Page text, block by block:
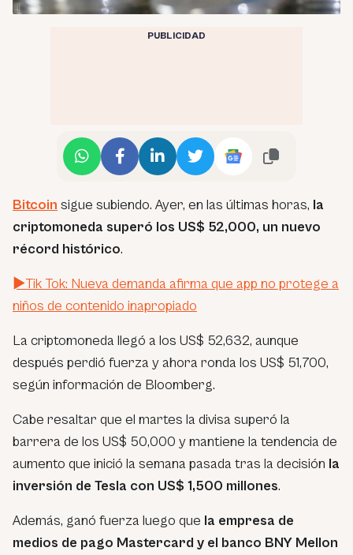
PUBLICIDAD
Bitcoin sigue subiendo. Ayer, en las últimas horas, la
criptomoneda superó los US$ 52,000, un nuevo
récord histórico.
►Tik Tok: Nueva demanda afirma que app no protege a
niños de contenido inapropiado
La criptomoneda llegó a los US$ 52,632, aunque
después perdió fuerza y ahora ronda los US$ 51,700,
según información de Bloomberg.
Cabe resaltar que el martes la divisa superó la
barrera de los US$ 50,000 y mantiene la tendencia de
aumento que inició la semana pasada tras la decisión la
inversión de Tesla con US$ 1,500 millones.
Además, ganó fuerza luego que la empresa de
medios de pago Mastercard y el banco BNY Mellon